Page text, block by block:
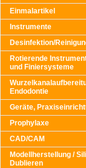
Einmalartikel
Instrumente
Desinfektion/
Rotierende
und Finiersysteme
Endodontie
Geräte,
Prophylaxe
CAD/CAM
Modellherstellung /
Dublieren